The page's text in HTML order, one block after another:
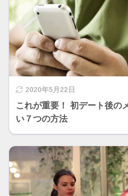
2020年5月22日
これが重要！ 初デート後の
い７つの方法